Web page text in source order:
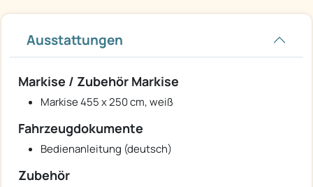
Ausstattungen
Markise / Zubehör Markise
Markise 455 x 250 cm, weiß
Fahrzeugdokumente
Bedienanleitung (deutsch)
Zubehör